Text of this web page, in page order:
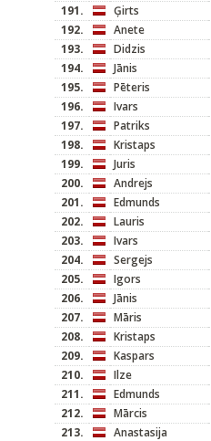
191.
Ģirts
192.
Anete
193.
Didzis
194.
Jānis
195.
Pēteris
196.
Ivars
197.
Patriks
198.
Kristaps
199.
Juris
200.
Andrejs
201.
Edmunds
202.
Lauris
203.
Ivars
204.
Sergejs
205.
Igors
206.
Jānis
207.
Māris
208.
Kristaps
209.
Kaspars
210.
Ilze
211.
Edmunds
212.
Mārcis
213.
Anastasija